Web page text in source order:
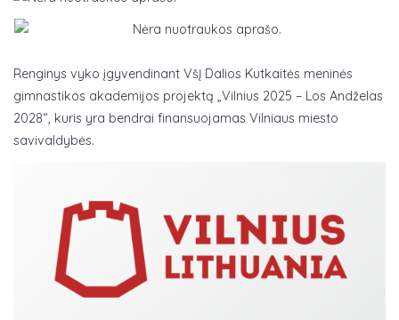
Renginys vyko įgyvendinant VšĮ Dalios Kutkaitės meninės
gimnastikos akademijos projektą „Vilnius 2025 – Los Andželas
2028“, kuris yra bendrai finansuojamas Vilniaus miesto
savivaldybės.